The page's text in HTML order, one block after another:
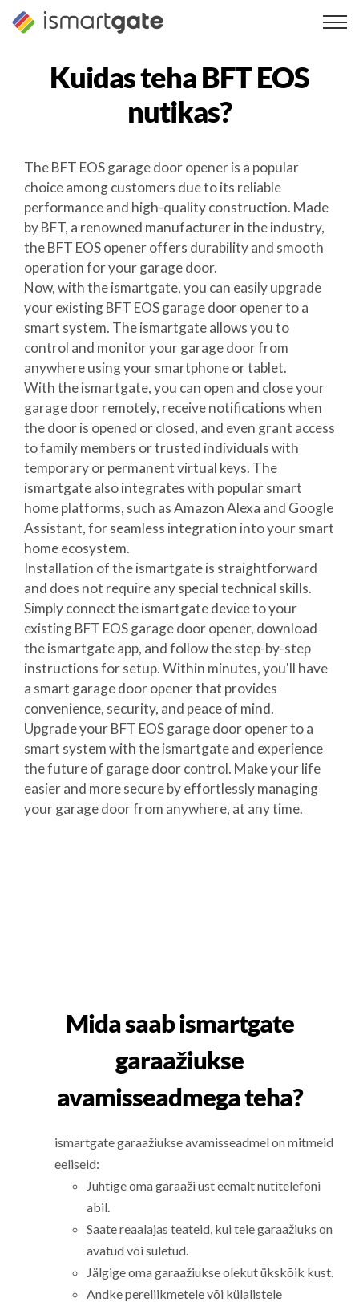
Skip
Kuidas tehaBFT EOS
nutikas?
The BFT EOS garage door opener is a popular
choice among customers due to its reliable
performance and high-quality construction. Made
by BFT, a renowned manufacturer in the industry,
the BFT EOS opener offers durability and smooth
operation for your garage door.
Now, with the ismartgate, you can easily upgrade
your existing BFT EOS garage door opener to a
smart system. The ismartgate allows you to
control and monitor your garage door from
anywhere using your smartphone or tablet.
With the ismartgate, you can open and close your
garage door remotely, receive notifications when
the door is opened or closed, and even grant access
to family members or trusted individuals with
temporary or permanent virtual keys. The
ismartgate also integrates with popular smart
home platforms, such as Amazon Alexa and Google
Assistant, for seamless integration into your smart
home ecosystem.
Installation of the ismartgate is straightforward
and does not require any special technical skills.
Simply connect the ismartgate device to your
existing BFT EOS garage door opener, download
the ismartgate app, and follow the step-by-step
instructions for setup. Within minutes, you'll have
a smart garage door opener that provides
convenience, security, and peace of mind.
Upgrade your BFT EOS garage door opener to a
smart system with the ismartgate and experience
the future of garage door control. Make your life
easier and more secure by effortlessly managing
your garage door from anywhere, at any time.
Mida saab ismartgate
garaažiukse
avamisseadmega teha?
ismartgate garaažiukse avamisseadmel on mitmeid
eeliseid:
Juhtige oma garaaži ust eemalt nutitelefoni
abil.
Saate reaalajas teateid, kui teie garaažiuks on
avatud või suletud.
Jälgige oma garaažiukse olekut ükskõik kust.
Andke pereliikmetele või külalistele